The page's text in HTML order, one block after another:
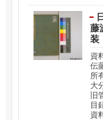
藤
装
資
伝
所
大
旧
目
資